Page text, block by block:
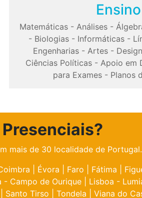
Matemáticas- Análises-
- Biologias - Informáticas -
Engenharias- Artes- Design
Ciências Políticas - Apoio em
para Exames - Planos
mais de 30 localidade de Portugal.
Évora Faro Fátima
- Campo de Ourique Lisboa -
Santo Tirso Tondela Viana do